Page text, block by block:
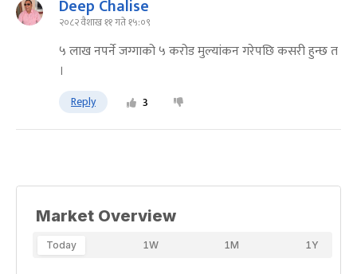
Deep Chalise
२०८२ वैशाख ११ गते १५:०९
५ लाख नपर्ने जग्गाको ५ करोड मुल्यांकन गरेपछि कसरी हुन्छ त
।
Reply 3